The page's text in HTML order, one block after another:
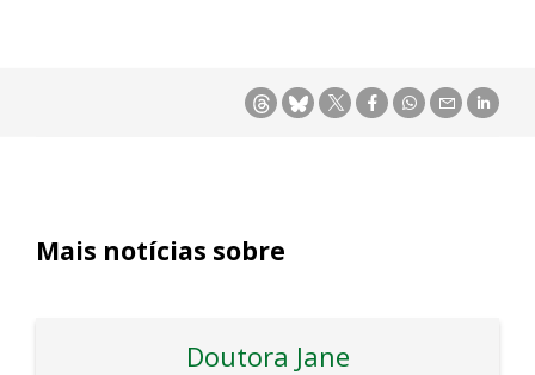
Mais notícias sobre
Doutora Jane